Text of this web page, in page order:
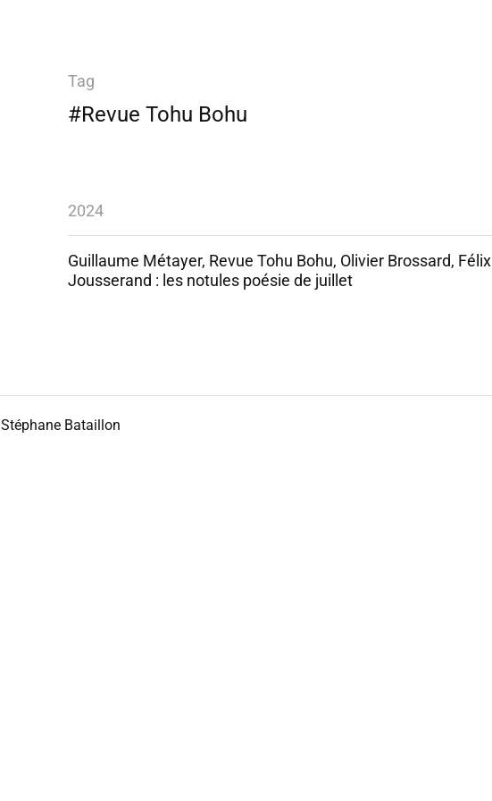
Tag
#Revue Tohu Bohu
2024
Guillaume Métayer, Revue Tohu Bohu, Olivier Brossard, Félix
Jousserand : les notules poésie de juillet
Stéphane Bataillon